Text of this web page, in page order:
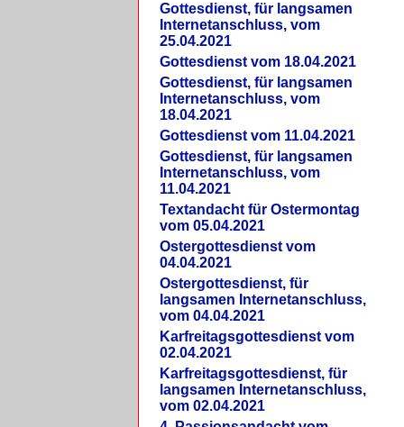
Gottesdienst, für langsamen
Internetanschluss, vom
25.04.2021
Gottesdienst vom 18.04.2021
Gottesdienst, für langsamen
Internetanschluss, vom
18.04.2021
Gottesdienst vom 11.04.2021
Gottesdienst, für langsamen
Internetanschluss, vom
11.04.2021
Textandacht für Ostermontag
vom 05.04.2021
Ostergottesdienst vom
04.04.2021
Ostergottesdienst, für
langsamen Internetanschluss,
vom 04.04.2021
Karfreitagsgottesdienst vom
02.04.2021
Karfreitagsgottesdienst, für
langsamen Internetanschluss,
vom 02.04.2021